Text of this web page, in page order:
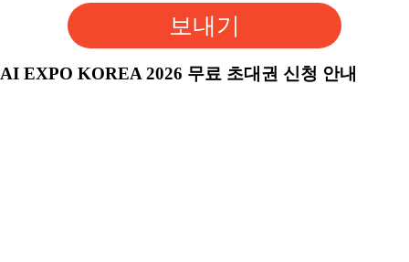
보내기
AI EXPO KOREA 2026 무료 초대권 신청 안내